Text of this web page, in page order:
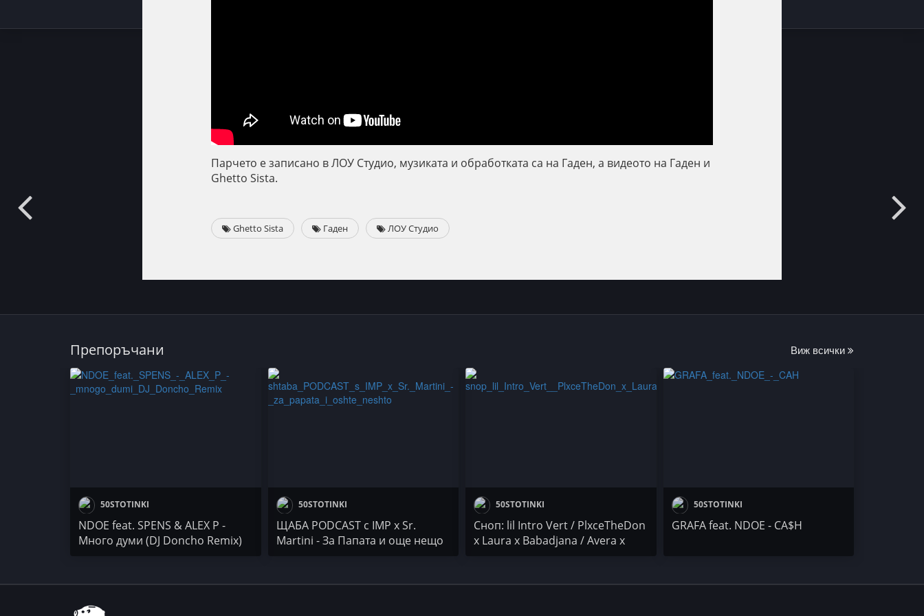
Парчето е записано в ЛОУ Студио, музиката и обработката са на Гаден, а видеото на Гаден и
Ghetto Sista.
Ghetto Sista Гаден ЛОУ Студио
Препоръчани Виж всички
50STOTINKI
NDOE feat. SPENS & ALEX P -
Много думи (DJ Doncho Remix)
50STOTINKI
ЩАБА PODCAST с IMP x Sr.
Martini - За Папата и още нещо
50STOTINKI
Сноп: lil Intro Vert / PlxceTheDon
x Laura x Babadjana / Avera x
50STOTINKI
GRAFA feat. NDOE - CA$H